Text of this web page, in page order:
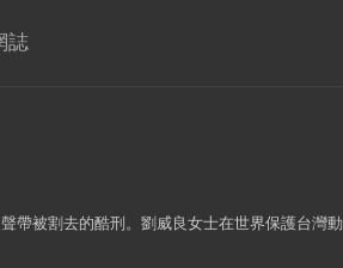
誌
帶被割去的酷刑。劉威良女士在世界保護台灣動